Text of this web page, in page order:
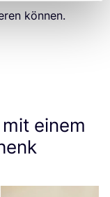
können.
einem